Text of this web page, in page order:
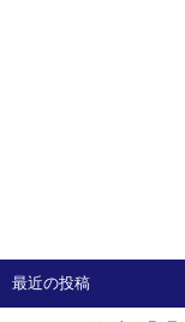
最近の投稿